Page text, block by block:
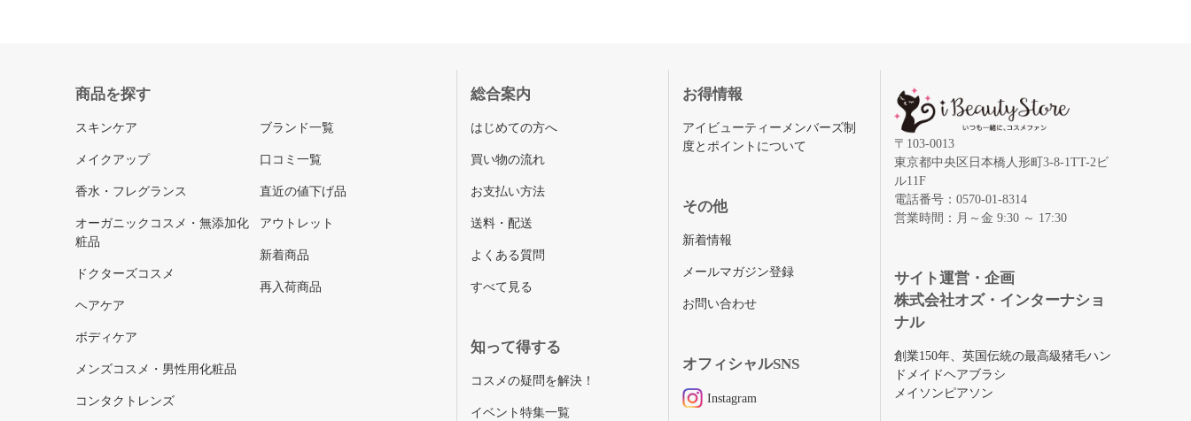
商品を探す
スキンケア
メイクアップ
香水・フレグランス
オーガニックコスメ・無添加化
粧品
ドクターズコスメ
ヘアケア
ボディケア
メンズコスメ・男性用化粧品
コンタクトレンズ
ブランド一覧
口コミ一覧
直近の値下げ品
アウトレット
新着商品
再入荷商品
総合案内
はじめての方へ
買い物の流れ
お支払い方法
送料・配送
よくある質問
すべて見る
知って得する
コスメの疑問を解決！
イベント特集一覧
お得情報
アイビューティーメンバーズ制
度とポイントについて
その他
新着情報
メールマガジン登録
お問い合わせ
オフィシャルSNS
Instagram
〒103-0013
東京都中央区日本橋人形町3-8-1TT-2ビ
ル11F
電話番号：0570-01-8314
営業時間：月～金 9:30 ～ 17:30
サイト運営・企画
株式会社オズ・インターナショ
ナル
創業150年、英国伝統の最高級猪毛ハン
ドメイドヘアブラシ
メイソンピアソン